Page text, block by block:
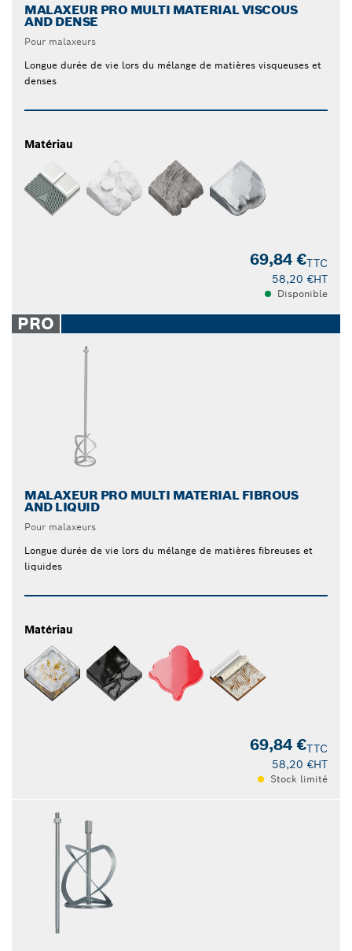
MALAXEUR PRO MULTI MATERIAL VISCOUS
AND DENSE
Pour malaxeurs
Longue durée de vie lors du mélange de matières visqueuses et
denses
Matériau
69,84 €TTC
58,20 €HT
Disponible
PRO
MALAXEUR PRO MULTI MATERIAL FIBROUS
AND LIQUID
Pour malaxeurs
Longue durée de vie lors du mélange de matières fibreuses et
liquides
Matériau
69,84 €TTC
58,20 €HT
Stock limité